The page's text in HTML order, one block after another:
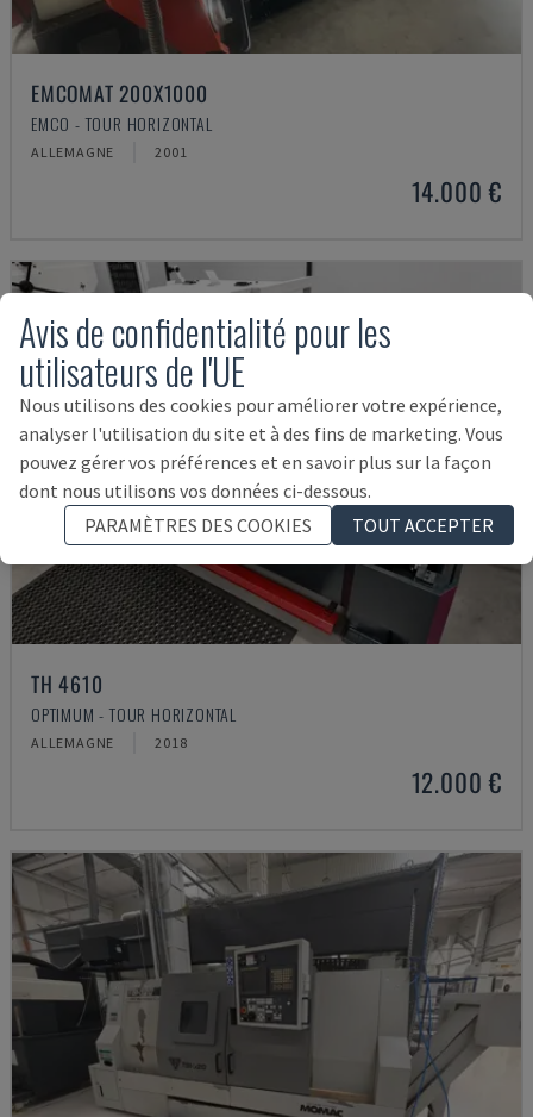
EMCOMAT 200X1000
EMCO - TOUR HORIZONTAL
ALLEMAGNE 2001
14.000 €
TH 4610
OPTIMUM - TOUR HORIZONTAL
ALLEMAGNE 2018
12.000 €
Avis de confidentialité pour les
utilisateurs de l'UE
Nous utilisons des cookies pour améliorer votre expérience,
analyser l'utilisation du site et à des fins de marketing. Vous
pouvez gérer vos préférences et en savoir plus sur la façon
dont nous utilisons vos données ci-dessous.
PARAMÈTRES DES COOKIES
TOUT ACCEPTER